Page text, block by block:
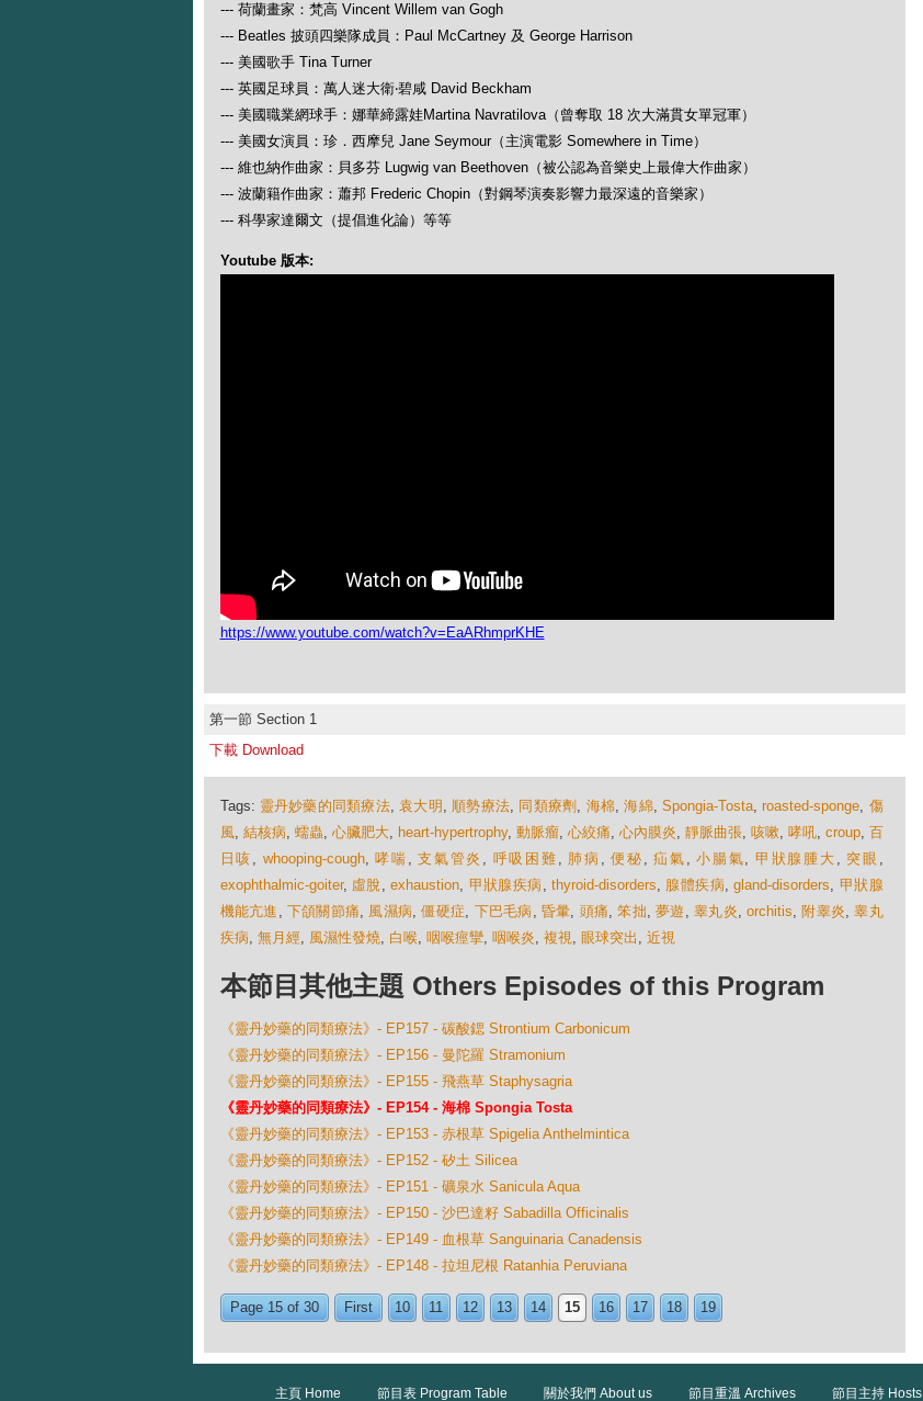
--- 荷蘭畫家：梵高 Vincent Willem van Gogh
--- Beatles 披頭四樂隊成員：Paul McCartney 及 George Harrison
--- 美國歌手 Tina Turner
--- 英國足球員：萬人迷大衛‧碧咸 David Beckham
--- 美國職業網球手：娜華締露娃Martina Navratilova（曾奪取 18 次大滿貫女單冠軍）
--- 美國女演員：珍．西摩兒 Jane Seymour（主演電影 Somewhere in Time）
--- 維也納作曲家：貝多芬 Lugwig van Beethoven（被公認為音樂史上最偉大作曲家）
--- 波蘭籍作曲家：蕭邦 Frederic Chopin（對鋼琴演奏影響力最深遠的音樂家）
--- 科學家達爾文（提倡進化論）等等
Youtube 版本:
https://www.youtube.com/watch?v=EaARhmprKHE
第一節 Section 1
下載 Download
Tags: 靈丹妙藥的同類療法,袁大明 , 順勢療法, 同類療劑 , 海棉,海綿,Spongia-Tosta,roasted-sponge, 傷
風, 結核病, 蠕蟲, 心臟肥大, heart-hypertrophy, 動脈瘤, 心絞痛, 心內膜炎, 靜脈曲張, 咳嗽, 哮吼, croup, 百
日咳 , whooping-cough,哮喘 ,支氣管炎 , 呼吸困難 , 肺病 ,便秘 ,疝氣 ,小腸氣,甲狀腺腫大 , 突眼 ,
exophthalmic-goiter, 虛脫,exhaustion, 甲狀腺疾病 , thyroid-disorders, 腺體疾病,gland-disorders, 甲狀腺
機能亢進 , 下頜關節痛, 風濕病,僵硬症, 下巴毛病 , 昏暈, 頭痛,笨拙,夢遊 ,睾丸炎,orchitis, 附睾炎,睾丸
疾病, 無月經, 風濕性發燒, 白喉, 咽喉痙攣, 咽喉炎, 複視, 眼球突出 , 近視
本節目其他主題 Others Episodes of this Program
《靈丹妙藥的同類療法》- EP157 - 碳酸鍶 Strontium Carbonicum
《靈丹妙藥的同類療法》- EP156 - 曼陀羅 Stramonium
《靈丹妙藥的同類療法》- EP155 - 飛燕草 Staphysagria
《靈丹妙藥的同類療法》- EP154 - 海棉 Spongia Tosta
《靈丹妙藥的同類療法》- EP153 - 赤根草 Spigelia Anthelmintica
《靈丹妙藥的同類療法》- EP152 - 矽土 Silicea
《靈丹妙藥的同類療法》- EP151 - 礦泉水 Sanicula Aqua
《靈丹妙藥的同類療法》- EP150 - 沙巴達籽 Sabadilla Officinalis
《靈丹妙藥的同類療法》- EP149 - 血根草 Sanguinaria Canadensis
《靈丹妙藥的同類療法》- EP148 - 拉坦尼根 Ratanhia Peruviana
Page 15 of 30 First 10 11 12 13 14 15 16 17 18 19
主頁 Home 節目表 Program Table 關於我們 About us 節目重溫 Archives 節目主持 Hosts